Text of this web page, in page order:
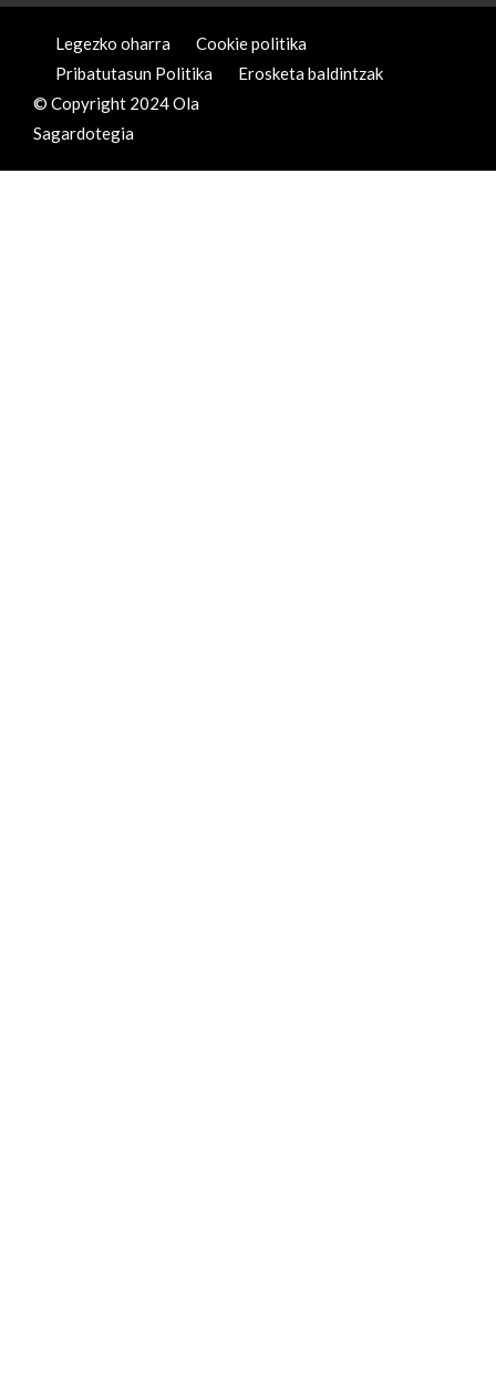
Legezko oharra
Cookie politika
Pribatutasun Politika
Erosketa baldintzak
© Copyright 2024 Ola
Sagardotegia